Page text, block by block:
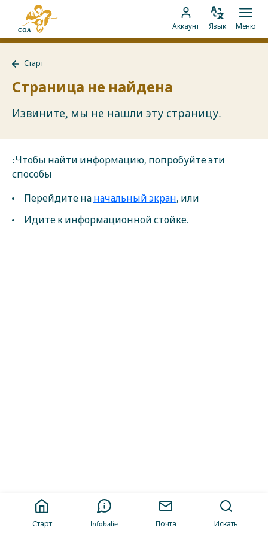
Перейти
контенту
главную
страницу
Перейти
к
Аккаунт
Изменить
Язык Меню
Старт Infobalie Почта Искать
Назад
Старт
Старт
Страница не найдена
Извините, мы не нашли эту страницу.
:Чтобы найти информацию, попробуйте эти
способы
Перейдите на начальный экран, или
Идите к информационной стойке.